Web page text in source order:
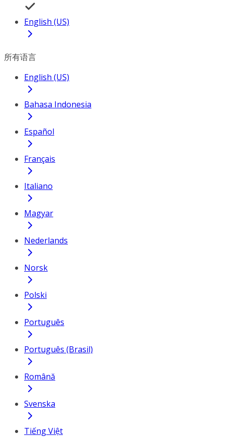
English (US)
所有语言
English (US)
Bahasa Indonesia
Español
Français
Italiano
Magyar
Nederlands
Norsk
Polski
Português
Português (Brasil)
Română
Svenska
Tiếng Việt